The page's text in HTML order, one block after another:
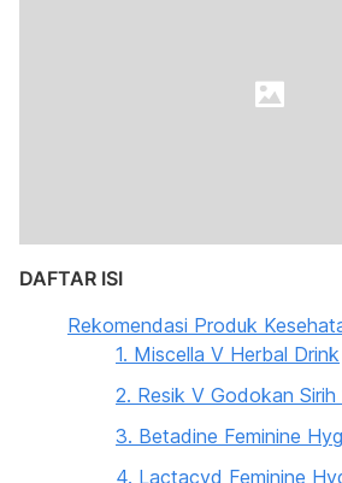
DAFTAR ISI
Rekomendasi Produk
1. Miscella V Herbal Drink
2. Resik V Godokan Sirih
3. Betadine Feminine
4. Lactacyd Feminine